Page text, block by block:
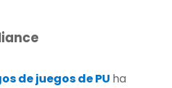
de juegos de PU ha